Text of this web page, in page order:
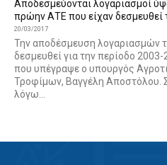
Αποδεσμεύονται λογαριασμοί
πρώην ΑΤΕ που είχαν δεσμευθεί
20/03/2017
Την αποδέσμευση λογαριασμών
δεσμευθεί για την περίοδο
που υπέγραψε ο υπουργός
Τροφίμων, Bαγγέλη Αποστόλου.
λόγω...